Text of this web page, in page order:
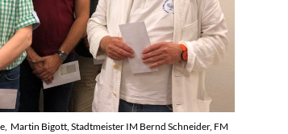
Martin Bigott, Stadtmeister IM Bernd Schneider, FM